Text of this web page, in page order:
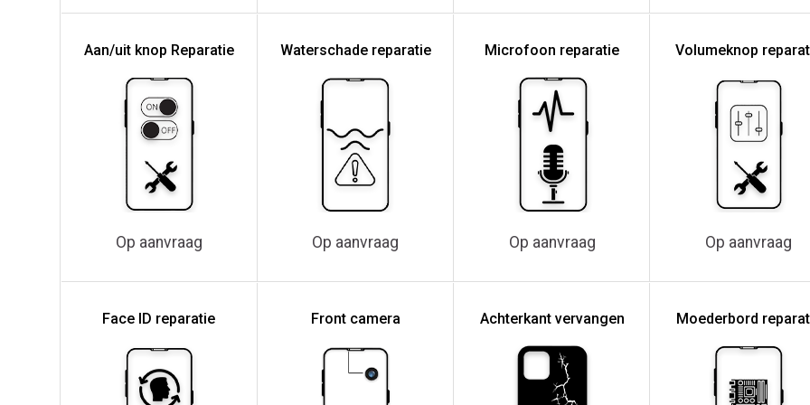
Aan/uit knop Reparatie
Op aanvraag
Waterschade reparatie
Op aanvraag
Microfoon reparatie
Op aanvraag
Volumeknop
Op aanvraag
Face ID reparatie Front camera Achterkant vervangen Moederbord